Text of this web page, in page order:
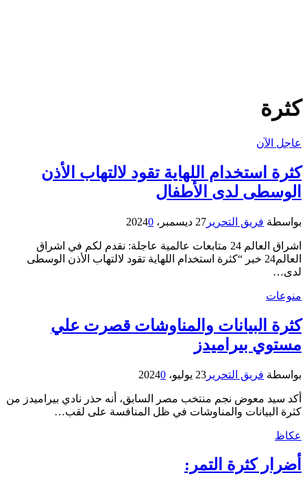
كثرة
عاجل الآن
كثرة استخدام اللهاية تقود ‫لالتهاب الأذن
الوسطى لدى الأطفال
بواسطة فريق التحرير 27 ديسمبر، 2024 0
اشراق العالم 24 متابعات عالمية عاجلة: نقدم لكم في اشراق
العالم24 خبر “كثرة استخدام اللهاية تقود ‫لالتهاب الأذن الوسطى
لدى…
منوعات
كثرة البيانات والمناوشات قصرت علي
مستوي بيراميدز
بواسطة فريق التحرير 23 يوليو، 2024 0
أكد سيد معوض نجم منتخب مصر السابق، أنه حذر نادي بيراميدز من
كثرة البيانات والمناوشات في ظل المنافسة على لقب…
عكاظ
أضرار كثرة التمر: